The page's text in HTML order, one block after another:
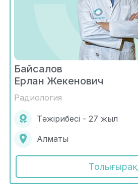
Байсалов
Ерлан Жекенович
Радиология
Тәжірибесі - 27 жыл
Алматы
Толығырақ